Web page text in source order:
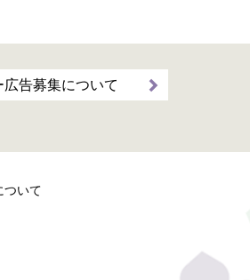
広告募集について
ついて